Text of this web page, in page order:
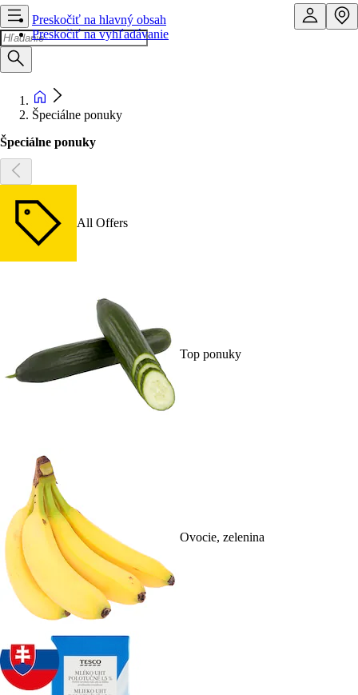
Preskočiť na hlavný obsah
Preskočiť na vyhľadávanie
Špeciálne ponuky
Špeciálne ponuky
All Offers
Top ponuky
Ovocie, zelenina